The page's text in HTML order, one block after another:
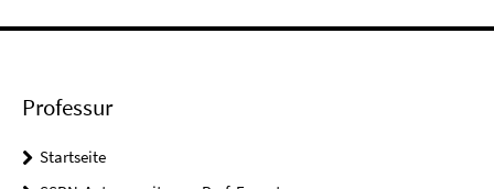
Professur
Startseite